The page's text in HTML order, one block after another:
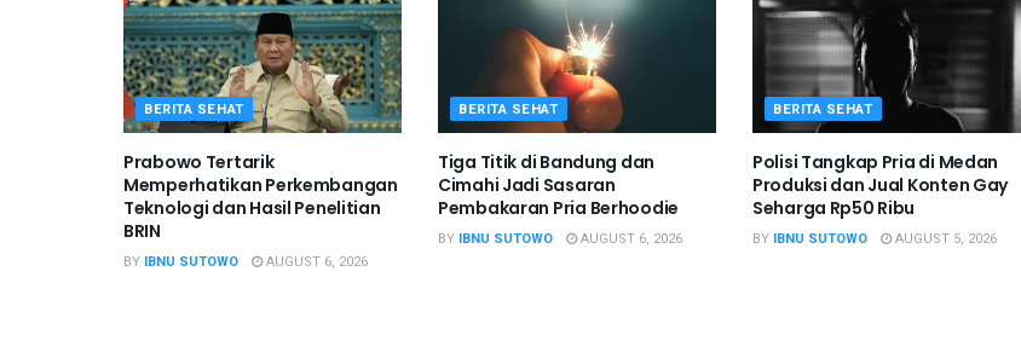
BERITA SEHAT
Prabowo Tertarik
Memperhatikan Perkembangan
Teknologi dan Hasil Penelitian
BRIN
BY IBNU SUTOWO AUGUST 6, 2026
BERITA SEHAT
Tiga Titik di Bandung dan
Cimahi Jadi Sasaran
Pembakaran Pria Berhoodie
BY IBNU SUTOWO AUGUST 6, 2026
BERITA SEHAT
Polisi Tangkap Pria di Medan
Produksi dan Jual Konten Gay
Seharga Rp50 Ribu
BY IBNU SUTOWO AUGUST 5, 2026